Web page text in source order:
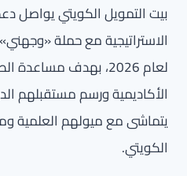
بيت التمويل الكويتي يواصل
الاستراتيجية مع حملة
لعام 2026، بهدف
الأكاديمية ورسم مستقبلهم
يتماشى مع ميولهم العلمية
الكويتي.